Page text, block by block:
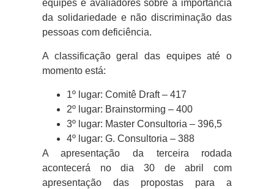
equipes e avaliadores sobre a importância
da solidariedade e não discriminação das
pessoas com deficiência.
A classificação geral das equipes até o
momento está:
1º lugar: Comitê Draft – 417
2º lugar: Brainstorming – 400
3º lugar: Master Consultoria – 396,5
4º lugar: G. Consultoria – 388
A apresentação da terceira rodada
acontecerá no dia 30 de abril com
apresentação das propostas para a